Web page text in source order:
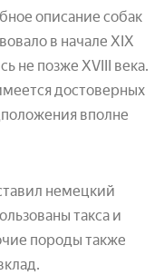
описание собак
в начале XIX
не позже XVIII века.
достоверных
вполне
немецкий
такса и
породы также